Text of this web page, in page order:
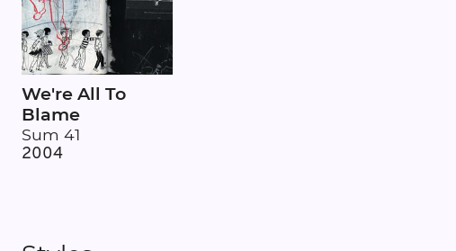
We're All To
Blame
Sum 41
2004